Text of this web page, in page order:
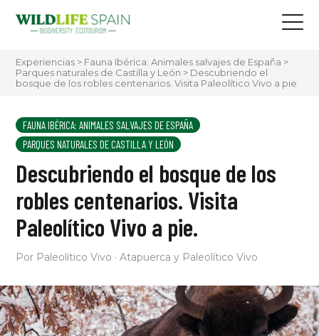
Experiencias > Fauna Ibérica: Animales salvajes de España >
Parques naturales de Castilla y León > Descubriendo el
bosque de los robles centenarios. Visita Paleolítico Vivo a pie.
FAUNA IBÉRICA: ANIMALES SALVAJES DE ESPAÑA
PARQUES NATURALES DE CASTILLA Y LEÓN
Descubriendo el bosque de los
robles centenarios. Visita
Paleolítico Vivo a pie.
Por Paleolítico Vivo · Atapuerca y Paleolítico Vivo